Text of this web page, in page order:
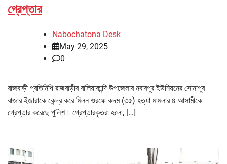
গ্রেপ্তার
Nabochatona Desk
May 29, 2025
0
রাজবাড়ী প্রতিনিধি রাজবাড়ীর বালিয়াকান্দি উপজেলার নবাবপুর ইউনিয়নের সোনাপুর
বাজার ইজারাকে কেন্দ্র করে মিলন ওরফে কদম (৩৫) হত্যা মামলার ৪ আসামীকে
গ্রেপ্তার করেছে পুলিশ। গ্রেপ্তারকৃতরা হলো, […]